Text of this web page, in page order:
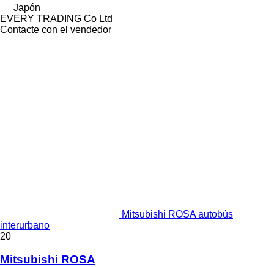
Japón
EVERY TRADING Co Ltd
Contacte con el vendedor
Mitsubishi ROSA autobús
interurbano
20
Mitsubishi ROSA